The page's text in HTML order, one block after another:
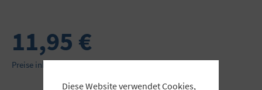
11,95 €
Preise inkl. MwSt. zzgl. Versandkosten
Diese Website verwendet Cookies,